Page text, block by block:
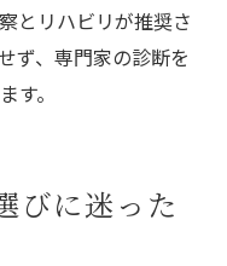
とリハビリが推奨さ
ず、専門家の診断を
す。
びに迷った